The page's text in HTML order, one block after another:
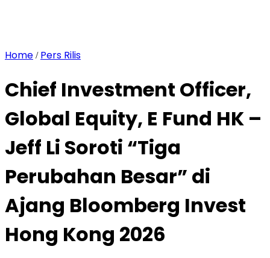
Home / Pers Rilis
Chief Investment Officer,
Global Equity, E Fund HK –
Jeff Li Soroti “Tiga
Perubahan Besar” di
Ajang Bloomberg Invest
Hong Kong 2026